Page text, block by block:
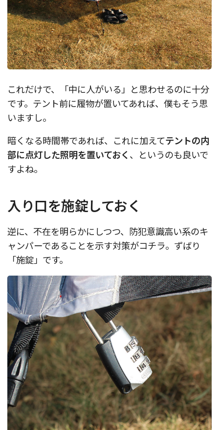
これだけで、「中に人がいる」と思わせるのに十分
です。テント前に履物が置いてあれば、僕もそう思
いますし。
暗くなる時間帯であれば、これに加えてテントの内
部に点灯した照明を置いておく、というのも良いで
すよね。
入り口を施錠しておく
逆に、不在を明らかにしつつ、防犯意識高い系のキ
ャンパーであることを示す対策がコチラ。ずばり
「施錠」です。